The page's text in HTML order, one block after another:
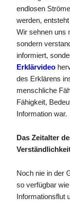
endlosen
werden,
Wir sehnen uns
sondern
informiert,
Erklärvideo
des Erklärens
menschliche
Fähigkeit,
Information war.
Das Zeitalter
Noch nie in der
so verfügbar
Informationsflut